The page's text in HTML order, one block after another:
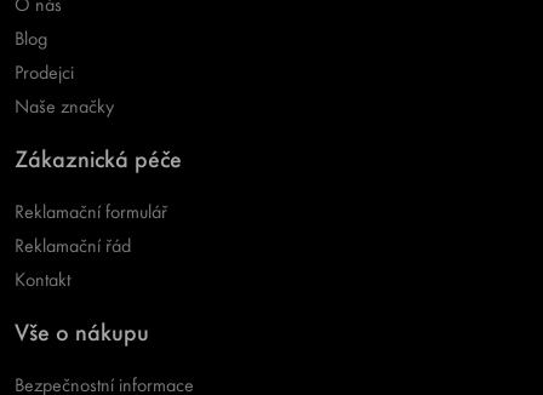
Blog
Prodejci
Naše značky
Zákaznická péče
Reklamační formulář
Reklamační řád
Kontakt
Vše o nákupu
Bezpečnostní informace